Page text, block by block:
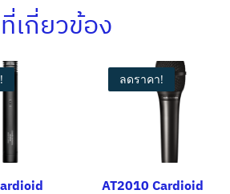
เกี่ยวข้อง
ลดราคา!
AT2010 Cardioid